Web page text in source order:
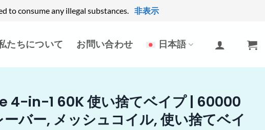
to consume any illegal substances. 非表示
たちについて お問い合わせ 日本語
4-in-1 60K 使い捨てベイプ | 60000
バー, メッシュコイル, 使い捨てベイ